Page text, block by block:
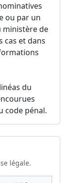
ou par un
ministère de
cas et dans
du
code pénal.
légale.